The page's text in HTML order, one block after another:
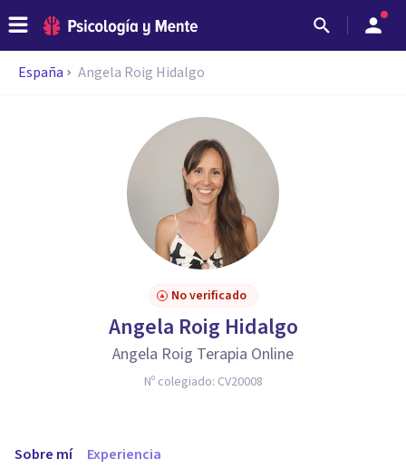
España Angela Roig Hidalgo
No verificado
Angela Roig Hidalgo
Angela Roig Terapia Online
Nº colegiado: CV20008
Sobre mí Experiencia